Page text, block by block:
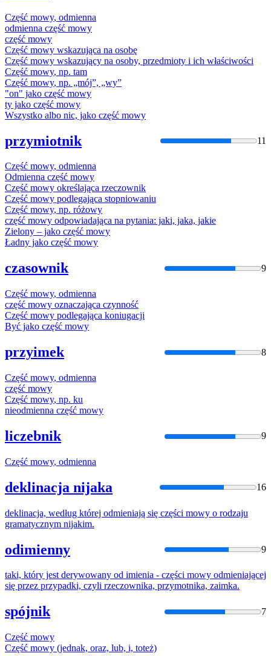
Część mowy, odmienna
odmienna część mowy
część mowy
Część mowy wskazująca na osobę
Część mowy wskazujący na osoby, przedmioty i ich właściwości
Część mowy, np. tam
Część mowy, np. „mój”, „wy”
"on" jako część mowy
ty jako część mowy
Wszystko albo nic, jako część mowy
przymiotnik 11
Część mowy, odmienna
Odmienna część mowy
Część mowy określająca rzeczownik
Część mowy podlegająca stopniowaniu
Część mowy, np. różowy
część mowy odpowiadająca na pytania: jaki, jaka, jakie
Zielony – jako część mowy
Ładny jako część mowy
czasownik 9
Część mowy, odmienna
część mowy oznaczająca czynność
Część mowy podlegająca koniugacji
Być jako część mowy
przyimek 8
Część mowy, odmienna
część mowy
Część mowy, np. ku
nieodmienna część mowy
liczebnik 9
Część mowy, odmienna
deklinacja nijaka 16
deklinacja, według której odmieniają się części mowy o rodzaju
gramatycznym nijakim.
odimienny 9
taki, który jest derywowany od imienia - części mowy odmieniającej
się przez przypadki, czyli rzeczownika, przymotnika, zaimka.
spójnik 7
Część mowy
Część mowy (jednak, oraz, lub, i, toteż)